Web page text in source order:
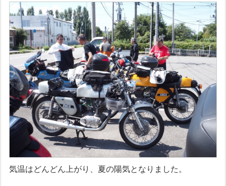
気温はどんどん上がり、夏の陽気となりました。